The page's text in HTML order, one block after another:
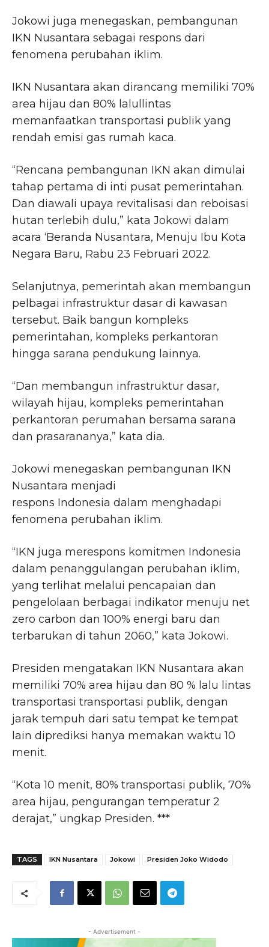
Jokowi juga menegaskan, pembangunan
IKN Nusantara sebagai respons dari
fenomena perubahan iklim.
IKN Nusantara akan dirancang memiliki 70%
area hijau dan 80% lalullintas
memanfaatkan transportasi publik yang
rendah emisi gas rumah kaca.
“Rencana pembangunan IKN akan dimulai
tahap pertama di inti pusat pemerintahan.
Dan diawali upaya revitalisasi dan reboisasi
hutan terlebih dulu,” kata Jokowi dalam
acara ‘Beranda Nusantara, Menuju Ibu Kota
Negara Baru, Rabu 23 Februari 2022.
Selanjutnya, pemerintah akan membangun
pelbagai infrastruktur dasar di kawasan
tersebut. Baik bangun kompleks
pemerintahan, kompleks perkantoran
hingga sarana pendukung lainnya.
“Dan membangun infrastruktur dasar,
wilayah hijau, kompleks pemerintahan
perkantoran perumahan bersama sarana
dan prasarananya,” kata dia.
Jokowi menegaskan pembangunan IKN
Nusantara menjadi
respons Indonesia dalam menghadapi
fenomena perubahan iklim.
“IKN juga merespons komitmen Indonesia
dalam penanggulangan perubahan iklim,
yang terlihat melalui pencapaian dan
pengelolaan berbagai indikator menuju net
zero carbon dan 100% energi baru dan
terbarukan di tahun 2060,” kata Jokowi.
Presiden mengatakan IKN Nusantara akan
memiliki 70% area hijau dan 80 % lalu lintas
transportasi transportasi publik, dengan
jarak tempuh dari satu tempat ke tempat
lain diprediksi hanya memakan waktu 10
menit.
“Kota 10 menit, 80% transportasi publik, 70%
area hijau, pengurangan temperatur 2
derajat,” ungkap Presiden. ***
TAGS IKN Nusantara Jokowi Presiden Joko Widodo
- Advertisement -